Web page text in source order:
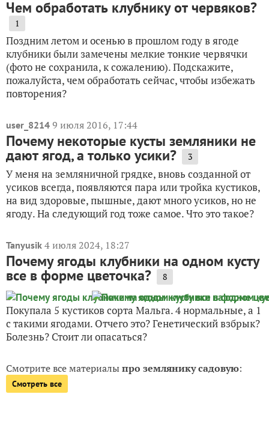
Чем обработать клубнику от червяков?
1
Поздним летом и осенью в прошлом году в ягоде
клубники были замечены мелкие тонкие червячки
(фото не сохранила, к сожалению). Подскажите,
пожалуйста, чем обработать сейчас, чтобы избежать
повторения?
user_8214 9 июля 2016, 17:44
Почему некоторые кусты земляники не
дают ягод, а только усики? 3
У меня на земляничной грядке, вновь созданной от
усиков всегда, появляются пара или тройка кустиков,
на вид здоровые, пышные, дают много усиков, но не
ягоду. На следующий год тоже самое. Что это такое?
Tanyusik 4 июля 2024, 18:27
Почему ягоды клубники на одном кусту
все в форме цветочка? 8
Покупала 5 кустиков сорта Мальга. 4 нормальные, а 1
с такими ягодами. Отчего это? Генетический взбрык?
Болезнь? Стоит ли опасаться?
Смотрите все материалыпро землянику садовую:
Смотреть все